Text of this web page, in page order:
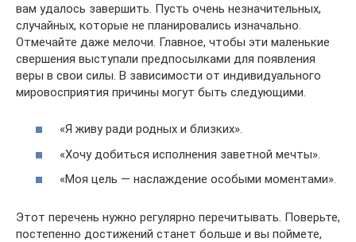
вам удалось завершить. Пусть очень незначительных,
случайных, которые не планировались изначально.
Отмечайте даже мелочи. Главное, чтобы эти маленькие
свершения выступали предпосылками для появления
веры в свои силы. В зависимости от индивидуального
мировосприятия причины могут быть следующими.
«Я живу ради родных и близких».
«Хочу добиться исполнения заветной мечты».
«Моя цель — наслаждение особыми моментами».
Этот перечень нужно регулярно перечитывать. Поверьте,
постепенно достижений станет больше и вы поймете,